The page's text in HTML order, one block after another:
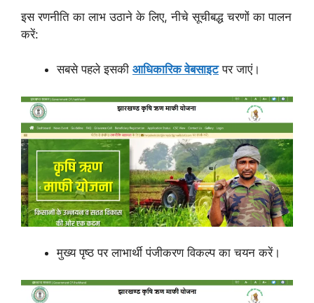
इस रणनीति का लाभ उठाने के लिए, नीचे सूचीबद्ध चरणों का पालन
करें:
सबसे पहले इसकी आधिकारिक वेबसाइटपर जाएं।
मुख्य पृष्ठ पर लाभार्थी पंजीकरण विकल्प का चयन करें।